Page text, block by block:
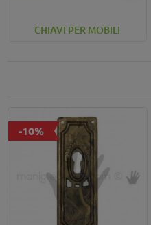
CHIAVI PER MOBILI
-10%